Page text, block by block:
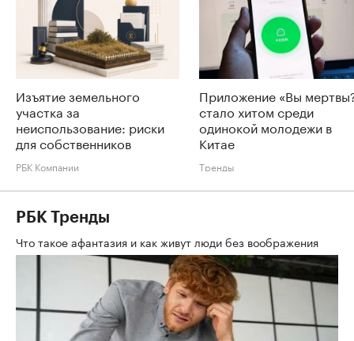
Изъятие земельного
участка за
неиспользование: риски
для собственников
РБК Компании
Приложение «Вы
стало хитом среди
одинокой молодежи в
Китае
Тренды
РБК Тренды
Что такое афантазия и как живут люди без воображения